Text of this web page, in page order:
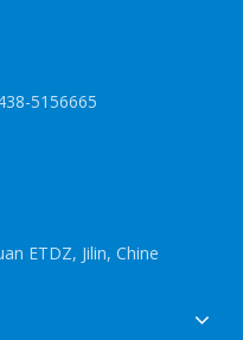
5156665
ETDZ, Jilin, Chine